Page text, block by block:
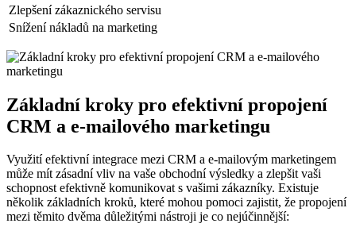
Zlepšení zákaznického servisu
Snížení nákladů ⁤na marketing
Základní kroky pro efektivní ⁤propojení
CRM a e-mailového marketingu
Využití efektivní integrace mezi CRM a e-mailovým marketingem
může mít zásadní vliv na vaše obchodní výsledky a zlepšit ⁢vaši
schopnost efektivně​ komunikovat s⁢ vašimi zákazníky. Existuje
několik ⁣základních ⁤kroků, které mohou pomoci ⁣zajistit, že propojení
mezi těmito dvěma důležitými nástroji je‍ co nejúčinnější: